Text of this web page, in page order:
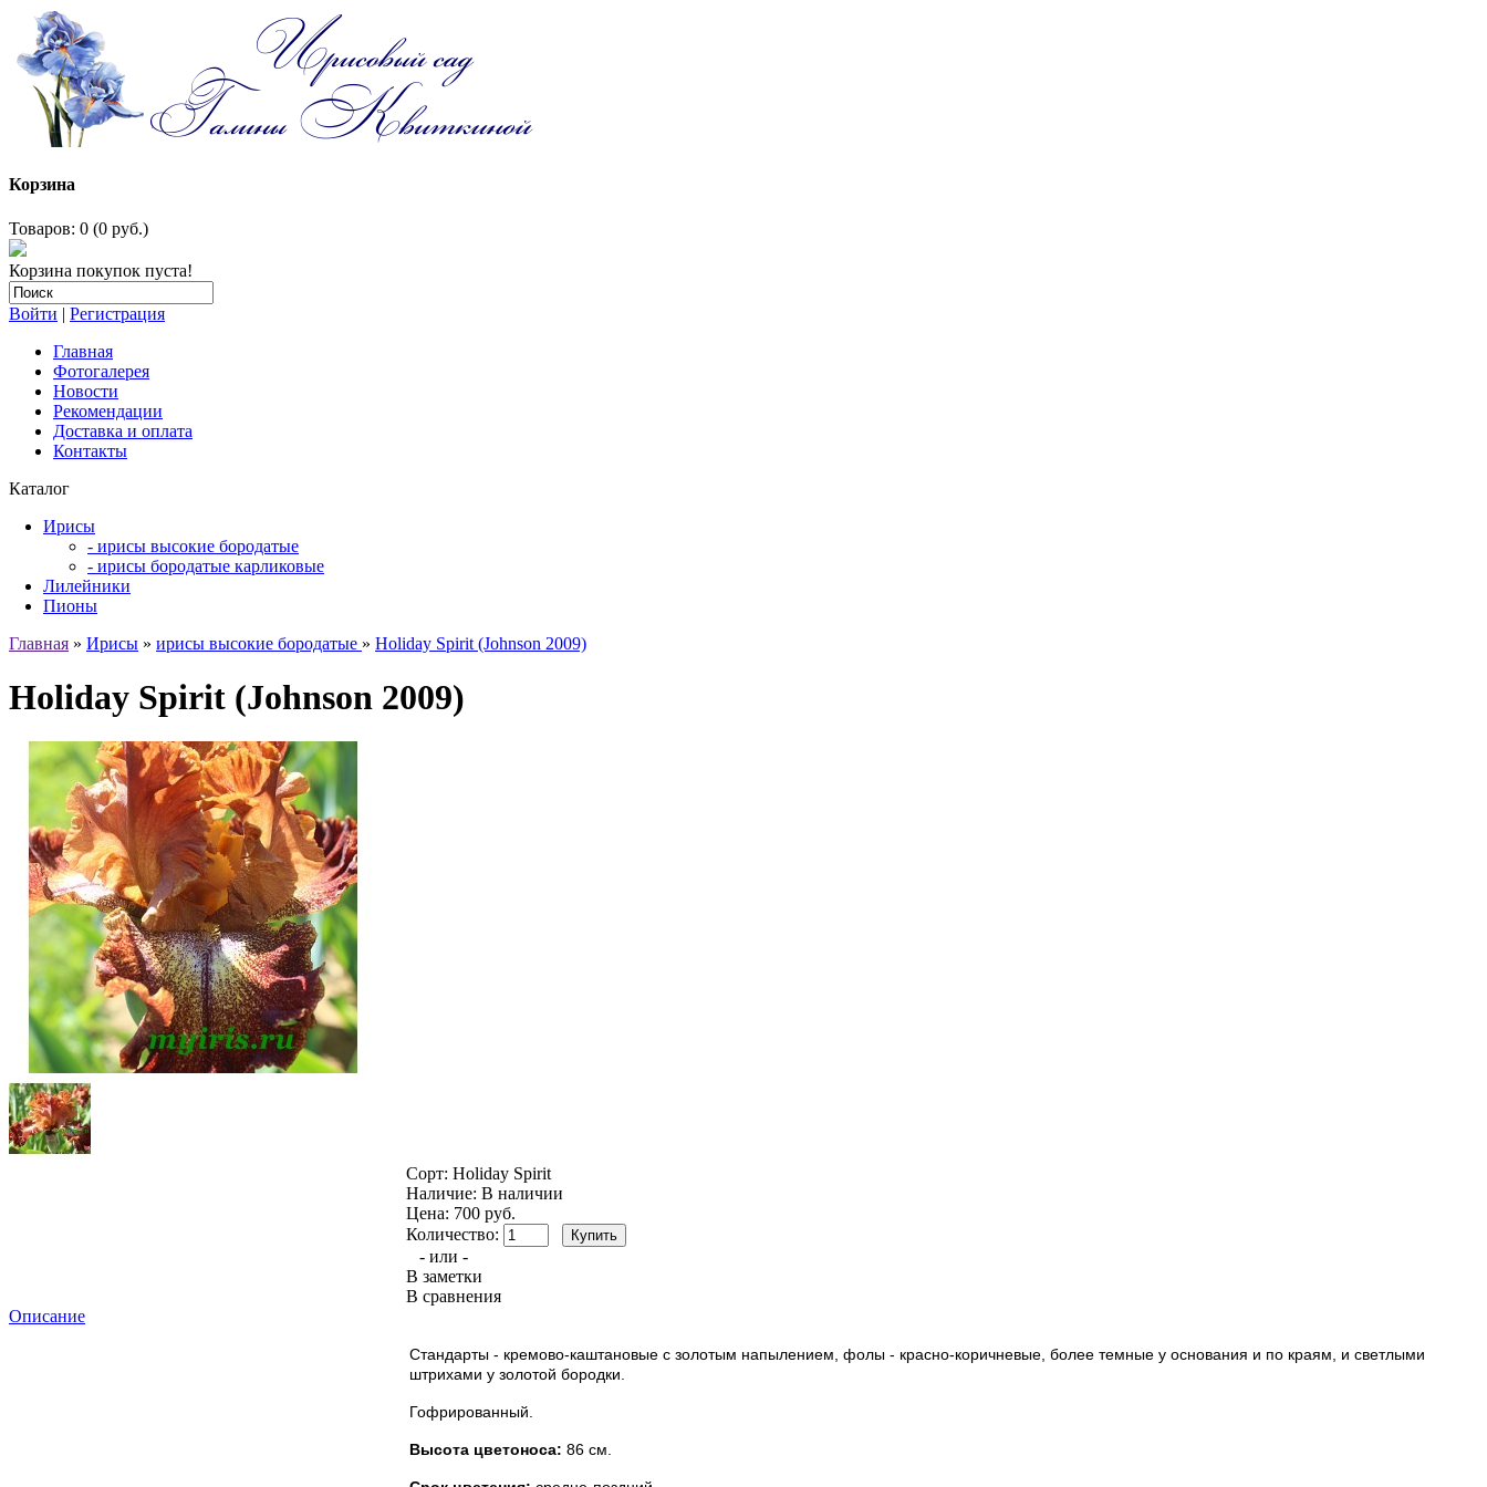
Корзина
Товаров: 0 (0 руб.)
Корзина покупок пуста!
Войти | Регистрация
Главная
Фотогалерея
Новости
Рекомендации
Доставка и оплата
Контакты
Каталог
Ирисы
- ирисы высокие бородатые
- ирисы бородатые карликовые
Лилейники
Пионы
Главная » Ирисы » ирисы высокие бородатые » Holiday Spirit (Johnson 2009)
Holiday Spirit (Johnson 2009)
Сорт: Holiday Spirit
Наличие: В наличии
Цена: 700 руб.
Количество:
- или -
В заметки
В сравнения
Описание
Стандарты - кремово-каштановые с золотым напылением, фолы - красно-коричневые, более темные у основания и по краям, и светлыми
штрихами у золотой бородки.
Гофрированный.
Высота цветоноса: 86 см.